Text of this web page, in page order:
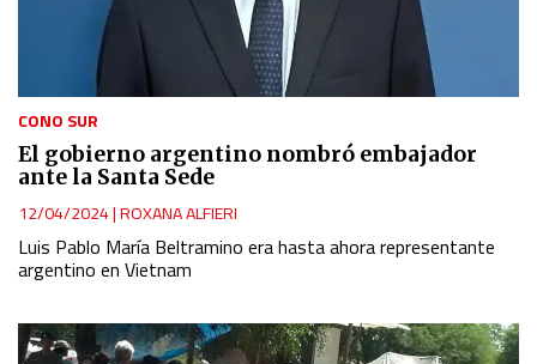
CONO SUR
El gobierno argentino nombró embajador
ante la Santa Sede
12/04/2024|ROXANA ALFIERI
Luis Pablo María Beltramino era hasta ahora representante
argentino en Vietnam